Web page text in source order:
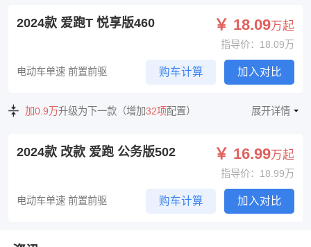
2024款 爱跑T 悦享版460 ￥ 18.09万起
指导价：18.09万
电动车单速 前置前驱 购车计算 加入对比
加0.9万升级为下一款（增加32项配置） 展开详情
2024款 改款 爱跑 公务版502 ￥ 16.99万起
指导价：18.99万
电动车单速 前置前驱 购车计算 加入对比